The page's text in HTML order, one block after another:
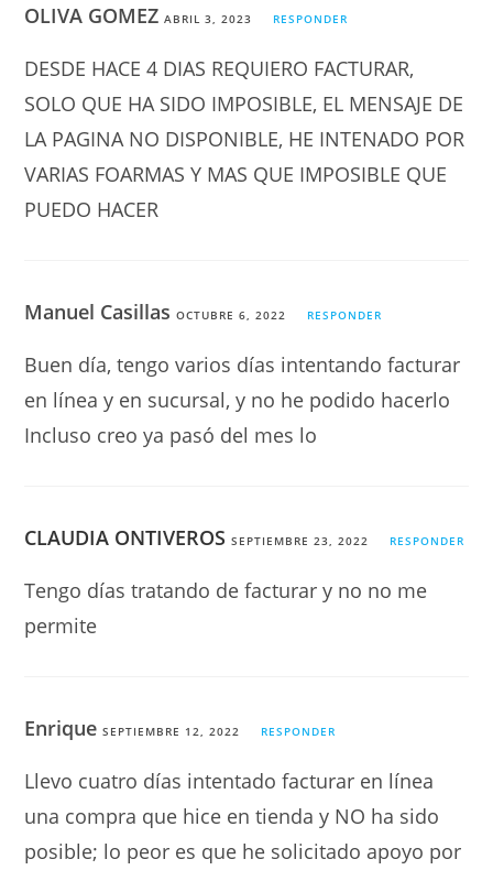
OLIVA GOMEZABRIL 3, 2023 RESPONDER
DESDE HACE 4 DIAS REQUIERO FACTURAR,
SOLO QUE HA SIDO IMPOSIBLE, EL MENSAJE DE
LA PAGINA NO DISPONIBLE, HE INTENADO POR
VARIAS FOARMAS Y MAS QUE IMPOSIBLE QUE
PUEDO HACER
Manuel CasillasOCTUBRE 6, 2022 RESPONDER
Buen día, tengo varios días intentando facturar
en línea y en sucursal, y no he podido hacerlo
Incluso creo ya pasó del mes lo
CLAUDIA ONTIVEROS SEPTIEMBRE 23, 2022 RESPONDER
Tengo días tratando de facturar y no no me
permite
EnriqueSEPTIEMBRE 12, 2022 RESPONDER
Llevo cuatro días intentado facturar en línea
una compra que hice en tienda y NO ha sido
posible; lo peor es que he solicitado apoyo por